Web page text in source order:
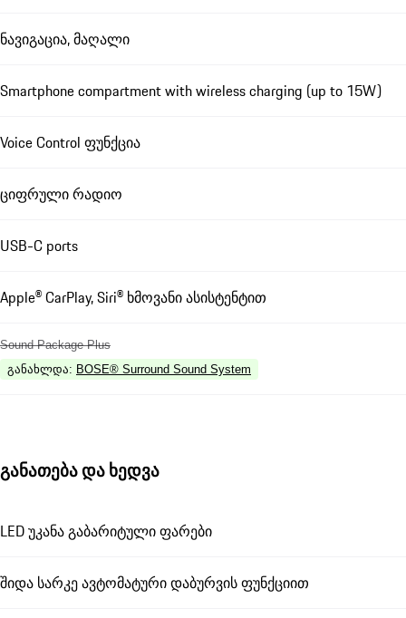
ნავიგაცია, მაღალი
Smartphone compartment with wireless charging (up to 15W)
Voice Control ფუნქცია
ციფრული რადიო
USB-C ports
Apple® CarPlay, Siri® ხმოვანი ასისტენტით
Sound Package Plus
განახლდა: BOSE® Surround Sound System
განათება და ხედვა
LED უკანა გაბარიტული ფარები
შიდა სარკე ავტომატური დაბურვის ფუნქციით